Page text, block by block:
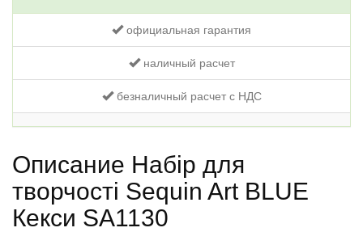
официальная гарантия
наличный расчет
безналичный расчет с НДС
Описание Набір для
творчості Sequin Art BLUE
Кекси SA1130